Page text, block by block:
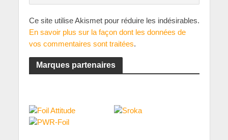
Ce site utilise Akismet pour réduire les indésirables.
En savoir plus sur la façon dont les données de
vos commentaires sont traitées.
Marques partenaires